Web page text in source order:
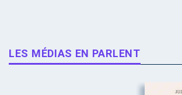
LES MÉDIAS EN PARLENT